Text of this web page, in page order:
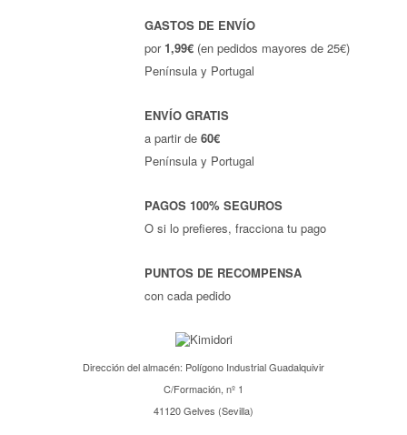
GASTOS DE ENVÍO
por 1,99€ (en pedidos mayores de 25€)
Península y Portugal
ENVÍO GRATIS
a partir de60€
Península y Portugal
PAGOS 100% SEGUROS
O si lo prefieres, fracciona tu pago
PUNTOS DE RECOMPENSA
con cada pedido
Dirección del almacén: Polígono Industrial Guadalquivir
C/Formación, nº 1
41120 Gelves (Sevilla)